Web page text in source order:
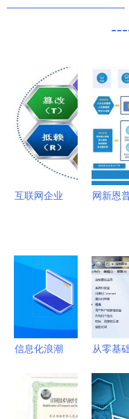
互联网企业
网新恩
化‘互
+就业管
理’新篇
信息化浪潮
座 中科院
从零基
服务器的
义搭建全